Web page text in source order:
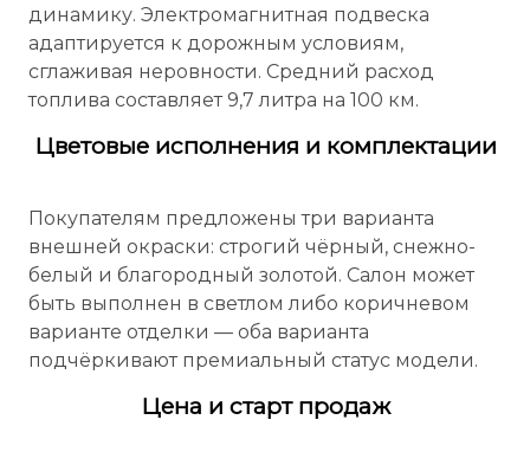
динамику. Электромагнитная подвеска
адаптируется к дорожным условиям,
сглаживая неровности. Средний расход
топлива составляет 9,7 литра на 100 км.
Цветовые исполнения и комплектации
Покупателям предложены три варианта
внешней окраски: строгий чёрный, снежно-
белый и благородный золотой. Салон может
быть выполнен в светлом либо коричневом
варианте отделки — оба варианта
подчёркивают премиальный статус модели.
Цена и старт продаж